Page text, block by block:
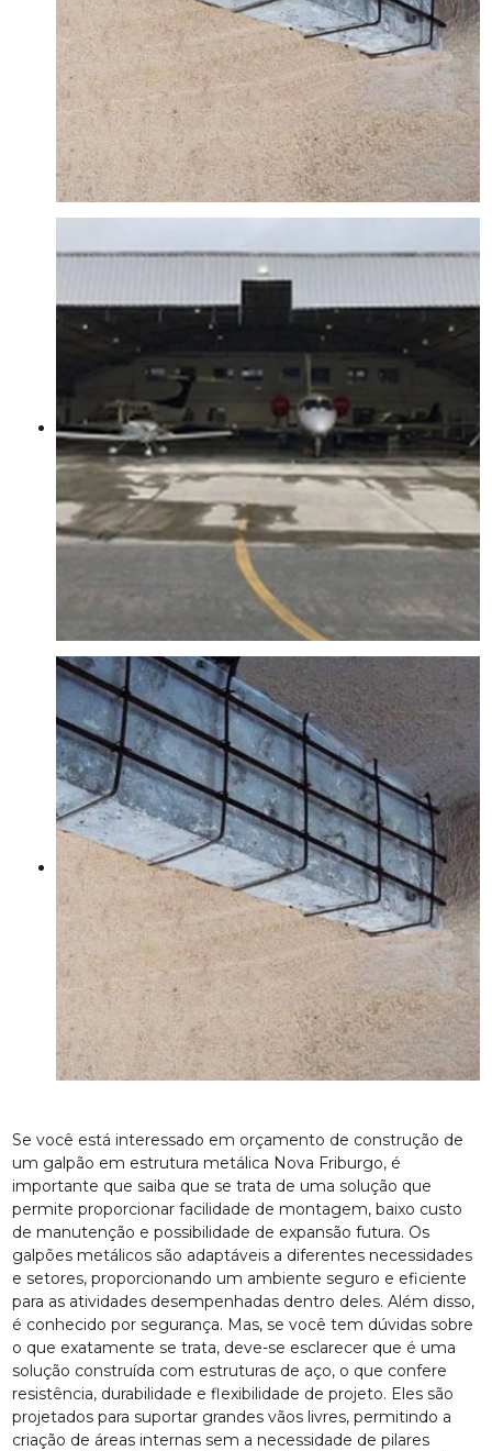
Se você está interessado em orçamento de construção de
um galpão em estrutura metálica Nova Friburgo, é
importante que saiba que se trata de uma solução que
permite proporcionar facilidade de montagem, baixo custo
de manutenção e possibilidade de expansão futura. Os
galpões metálicos são adaptáveis a diferentes necessidades
e setores, proporcionando um ambiente seguro e eficiente
para as atividades desempenhadas dentro deles. Além disso,
é conhecido por segurança. Mas, se você tem dúvidas sobre
o que exatamente se trata, deve-se esclarecer que é uma
solução construída com estruturas de aço, o que confere
resistência, durabilidade e flexibilidade de projeto. Eles são
projetados para suportar grandes vãos livres, permitindo a
criação de áreas internas sem a necessidade de pilares